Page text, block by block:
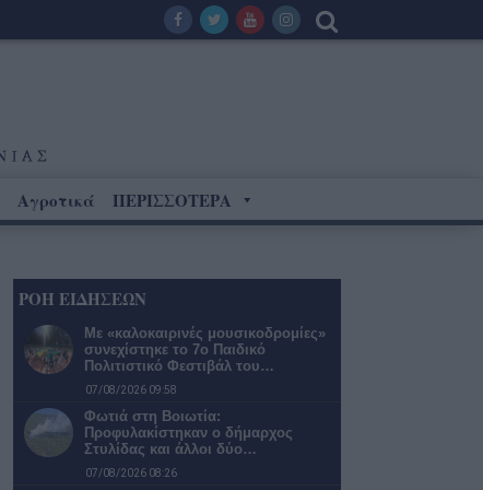
Αγροτικά ΠΕΡΙΣΣΟΤΕΡΑ
ΡΟΗ ΕΙΔΗΣΕΩΝ
Με «καλοκαιρινές μουσικοδρομίες»
συνεχίστηκε το 7ο Παιδικό
Πολιτιστικό Φεστιβάλ του…
07/08/2026 09:58
Φωτιά στη Βοιωτία:
Προφυλακίστηκαν ο δήμαρχος
Στυλίδας και άλλοι δύο…
07/08/2026 08:26